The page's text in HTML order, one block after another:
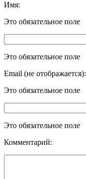
Имя:
Это обязательное поле
Это обязательное поле
Email (не отображается):
Это обязательное поле
Это обязательное поле
Комментарий: